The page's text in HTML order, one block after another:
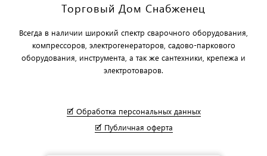
Торговый Дом Снабженец
Всегда в наличии широкий спектр сварочного оборудования,
компрессоров, электрогенераторов, садово-паркового
оборудования, инструмента, а так же сантехники, крепежа и
электротоваров.
🗹 Обработка персональных данных
🗹 Публичная оферта